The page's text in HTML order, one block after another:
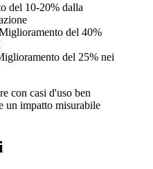
del 10-20% dalla
del 40%
del 25% nei
con casi d'uso ben
impatto misurabile